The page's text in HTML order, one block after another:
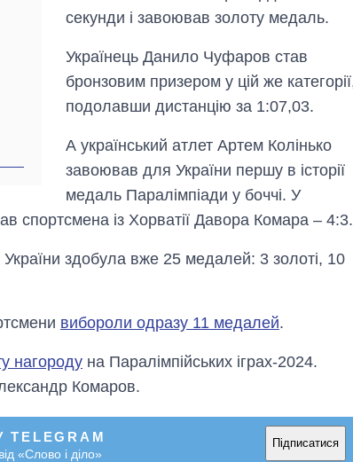
секунди і завоював золоту медаль.
Українець Данило Чуфаров став
бронзовим призером у цій же
подолавши дистанцію за 1:07,03.
А український атлет Артем Колінько
завоював для України першу в історії
медаль Паралімпіади у боччі. У
спортсмена із Хорватії Давора Комара – 4:3.
здобула вже 25 медалей: 3 золоті, 10
вибороли одразу 11 медалей.
нагороду на Паралімпійських іграх-2024.
Комаров.
«Слово і діло»
Підписатися
Експорт зброї:
скільки ракет,
літаків і танків
продала
незалежності